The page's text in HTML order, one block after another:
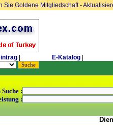
Sie Goldene Mitgliedschaft-
E-Katalog
:
: